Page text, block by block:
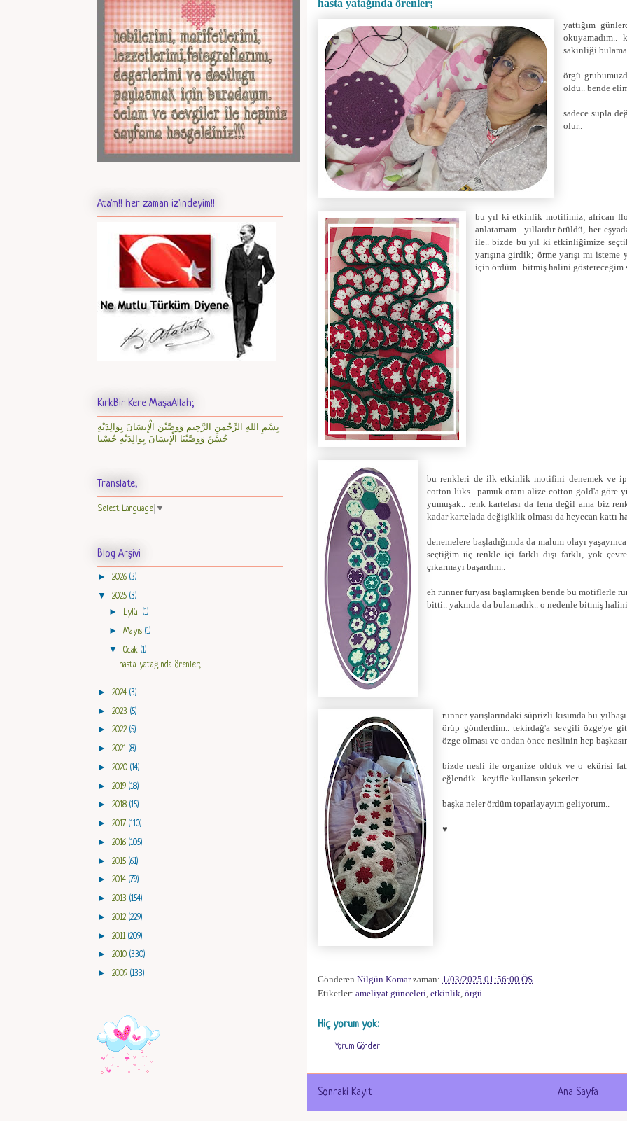
hasta yatağında örenler;
yattığım
okuyamadım..
sakinliği
örgü
oldu.. bende
sadece supla
olur..
bu yıl ki etkinlik motifimiz; african
anlatamam.. yıllardır örüldü, her
ile.. bizde bu yıl ki etkinliğimize
yarışına girdik; örme yarışı mı
için ördüm.. bitmiş halini göstereceğim
bu renkleri de ilk etkinlik motifini denemek ve
cotton lüks.. pamuk oranı alize cotton gold'a göre
yumuşak.. renk kartelası da fena değil ama biz
kadar kartelada değişiklik olması da heyecan kattı
denemelere başladığımda da malum olayı
seçtiğim üç renkle içi farklı dışı farklı, yok
çıkarmayı başardım..
eh runner furyası başlamışken bende bu motiflerle
bitti.. yakında da bulamadık.. o nedenle bitmiş
runner yarışlarındaki süprizli kısımda bu
örüp gönderdim.. tekirdağ'a sevgili özge'ye
özge olması ve ondan önce neslinin hep
bizde nesli ile organize olduk ve o ekürisi
eğlendik.. keyifle kullansın şekerler..
başka neler ördüm toparlayayım geliyorum..
♥
Gönderen Nilgün Komar zaman: 1/03/2025 01:56:00 ÖS
Etiketler: ameliyat günceleri etkinlik örgü
Hiç yorum yok:
Yorum Gönder
Sonraki Kayıt Ana Sayfa
Ata'm!! her zaman iz'indeyim!!
KırkBir Kere MaşaAllah;
بِسْمِ اللهِ الرَّحْمنِ الرَّحِيم وَوَصَّيْنَ الْإِنسَانَ بِوَالِدَيْهِ
حُسْنً وَوَصَّيْنَا الْإِنسَانَ بِوَالِدَيْهِ حُسْنا
Translate;
Select Language ▼
Blog Arşivi
► 2026 (3)
▼ 2025 (3)
► Eylül (1)
► Mayıs (1)
▼ Ocak (1)
hasta yatağında örenler;
► 2024 (3)
► 2023 (5)
► 2022 (5)
► 2021 (8)
► 2020 (14)
► 2019 (18)
► 2018 (15)
► 2017 (110)
► 2016 (105)
► 2015 (61)
► 2014 (79)
► 2013 (154)
► 2012 (229)
► 2011 (209)
► 2010 (330)
► 2009 (133)